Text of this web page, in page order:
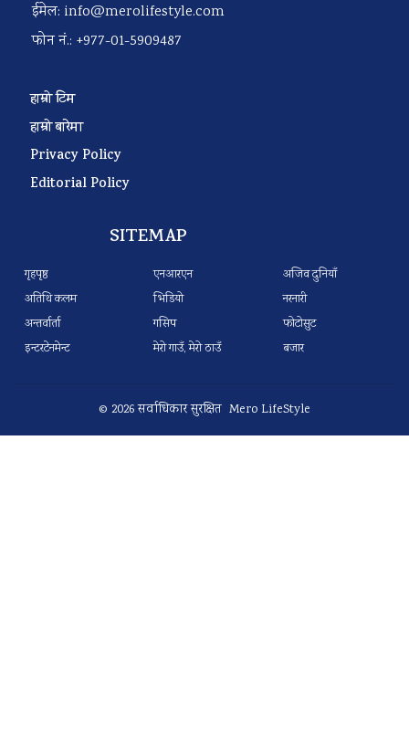
ईमेल: info@merolifestyle.com
फोन नं.: +977-01-5909487
हाम्रो टिम
हाम्रो बारेमा
Privacy Policy
Editorial Policy
SITEMAP
गृहपृष्ठ
अतिथि कलम
अन्तर्वार्ता
इन्टरटेनमेन्ट
एनआरएन
भिडियो
गसिप
मेरो गाउँ, मेरो ठाउँ
अजिव दुनियाँ
नरनारी
फोटोसुट
बजार
© 2026 सर्वाधिकार सुरक्षित Mero LifeStyle